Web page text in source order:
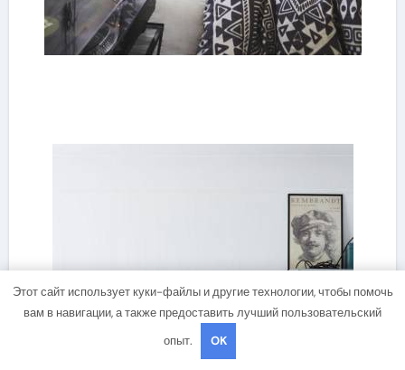
Этот сайт использует куки-файлы и другие технологии, чтобы помочь
вам в навигации, а также предоставить лучший пользовательский
опыт.
OK